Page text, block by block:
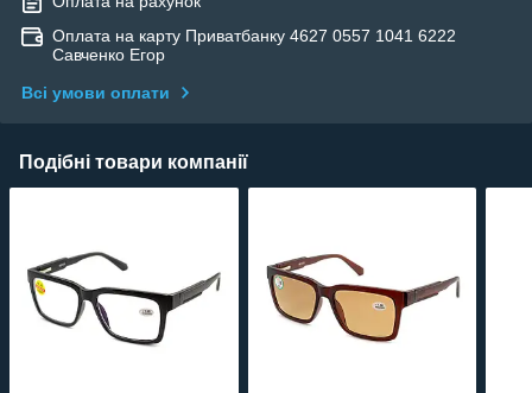
Оплата на карту Приватбанку 4627 0557 1041 6222
Савченко Егор
Всі умови оплати
Подібні товари компанії